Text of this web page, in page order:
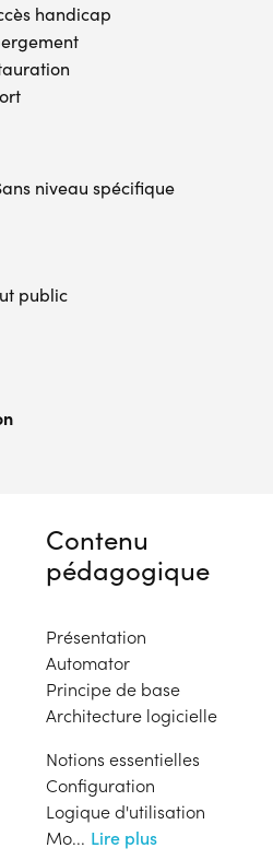
handicap
niveau spécifique
public
Contenu
pédagogique
Présentation
Automator
Principe de base
Architecture logicielle
Notions essentielles
Configuration
Logique d'utilisation
Mo... Lire plus